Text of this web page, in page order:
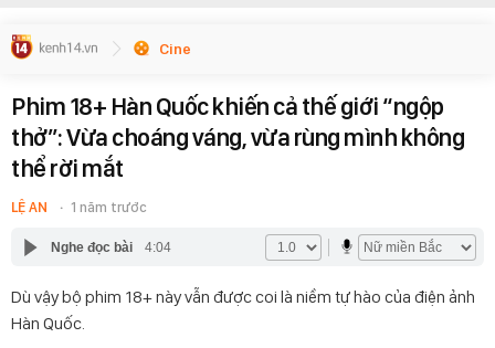
Cine
Phim 18+ Hàn Quốc khiến cả thế giới “ngộp
thở”: Vừa choáng váng, vừa rùng mình không
thể rời mắt
LỆ AN 1 năm trước
Nghe đọc bài 4:04
Dù vậy bộ phim 18+ này vẫn được coi là niềm tự hào của điện ảnh
Hàn Quốc.